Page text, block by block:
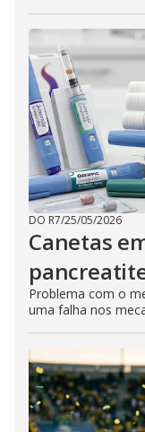
DO R7/25/05/2026
Canetas
Problema com o
uma falha nos